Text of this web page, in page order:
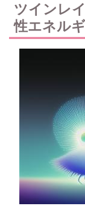
ツインレ
性エネル